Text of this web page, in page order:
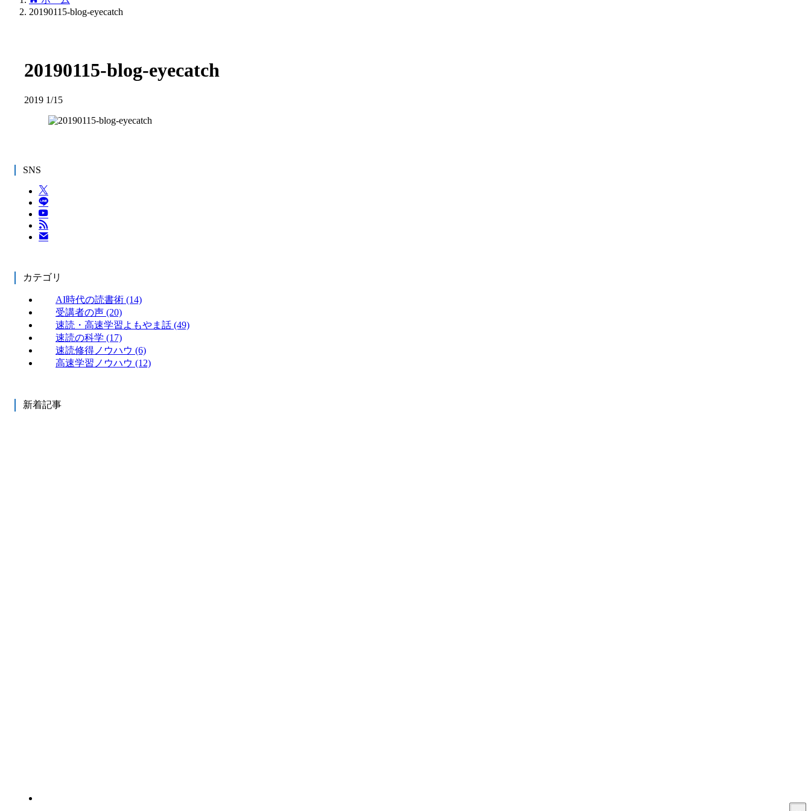
20190115-blog-eyecatch
20190115-blog-eyecatch
2019 1/15
SNS
カテゴリ
AI時代の読書術 (14)
受講者の声 (20)
速読・高速学習よもやま話 (49)
速読の科学 (17)
速読修得ノウハウ (6)
高速学習ノウハウ (12)
新着記事